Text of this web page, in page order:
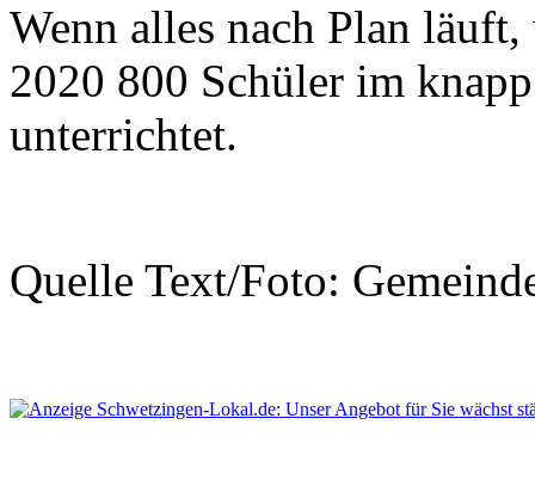
Wenn alles nach Plan
2020 800 Schüler im
unterrichtet.
Quelle Text/Foto: